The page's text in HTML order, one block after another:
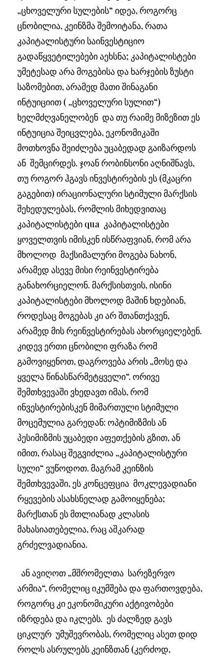
„ცხოველური სულების“ იდეა, როგორც
ცნობილია, კეინზმა შემოიტანა, რათა
კაპიტალისტური საინვესტიციო
გადაწყვეტილებები აეხსნა; კაპიტალისტები
უმეტესად არა მოგებისა და ხარჯების ზუსტი
საზომებით, არამედ მათი შინაგანი
ინტუიციით ( „ცხოველური სულით“)
ხელმძღვანელობენ და თუ რაიმე მიზეზით ეს
ინტუიცია შეიცვლება, ეკონომიკაში
მოთხოვნა შეიძლება უცაბედად გაიზარდოს
ან შემცირდეს. ჯოან რობინსონი აღნიშნავს,
თუ როგორ ჰგავს ინვესტირების ეს (მკაცრი
გაგებით) ირაციონალური სტიმული მარქსის
შეხედულებას, რომლის მიხედვითაც
კაპიტალისტები qua კაპიტალისტები
ყოველთვის იმისკენ ისწრაფვიან, რომ არა
მხოლოდ მაქსიმალური მოგება ნახონ,
არამედ ასევე მისი რეინვესტირება
განახორციელონ. მარქსისთვის, ისინი
კაპიტალისტები მხოლოდ მაშინ ხდებიან,
როდესაც მოგებას კი არ შთანთქავენ,
არამედ მის რეინვესტირებას ახორციელებენ.
კიდევ ერთი ცნობილი ფრაზა რომ
გამოვიყენოთ, დაგროვება არის „მოსე და
ყველა წინასწარმეტყველი“. ორივე
შემთხვევაში ვხედავთ იმას, რომ
ინვესტირებისკენ მიმართული სტიმული
მოცემულია გარედან: ოპტიმიზმის ან
პესიმიზმის უცაბედი აფეთქების გზით, ან
იმით, რასაც შეგვიძლია „კაპიტალისტური
სული“ ვუწოდოთ. მაგრამ კეინზის
შემთხვევაში, ეს კონცეფცია მოკლევადიანი
რყევების ასახსნელად გამოიყენება;
მარქსთან ეს მთლიანად კლასის
მახასიათებელია, რაც აშკარად
გრძელვადიანია.
ან ავიღოთ „მშრომელთა სარეზერვო
არმია“, რომელიც იკუმშება და ფართოვდება,
როგორც კი ეკონომიკური აქტივობები
იზრდება და იკლებს. ეს ძალზედ გავს
ციკლურ უმუშევრობას, რომელიც ასეთ დიდ
როლს ასრულებს კეინზთან (კერძოდ,